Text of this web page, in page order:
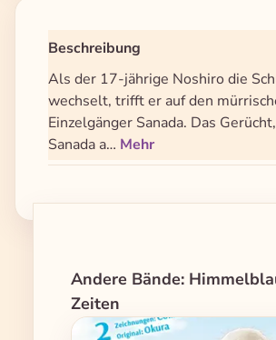
Beschreibung
Als der 17-jährige Noshiro die
wechselt, trifft er auf den
Einzelgänger Sanada. Das
Sanada a… Mehr
Produktgalerie überspringen
Andere Bände:
Zeiten